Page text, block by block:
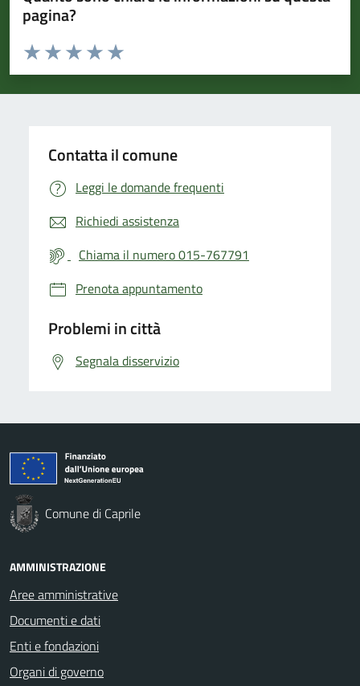
pagina?
Valuta da 1 a 5 stelle la pagina
Valuta 5 stelle su 5
Valuta 4 stelle su 5
Valuta 3 stelle su 5
Valuta 2 stelle su 5
Valuta 1 stelle su 5
Contatta il comune
Leggi le domande frequenti
Richiedi assistenza
Chiama il numero 015-767791
Prenota appuntamento
Problemi in città
Segnala disservizio
Comune di Caprile
AMMINISTRAZIONE
Aree amministrative
Documenti e dati
Enti e fondazioni
Organi di governo